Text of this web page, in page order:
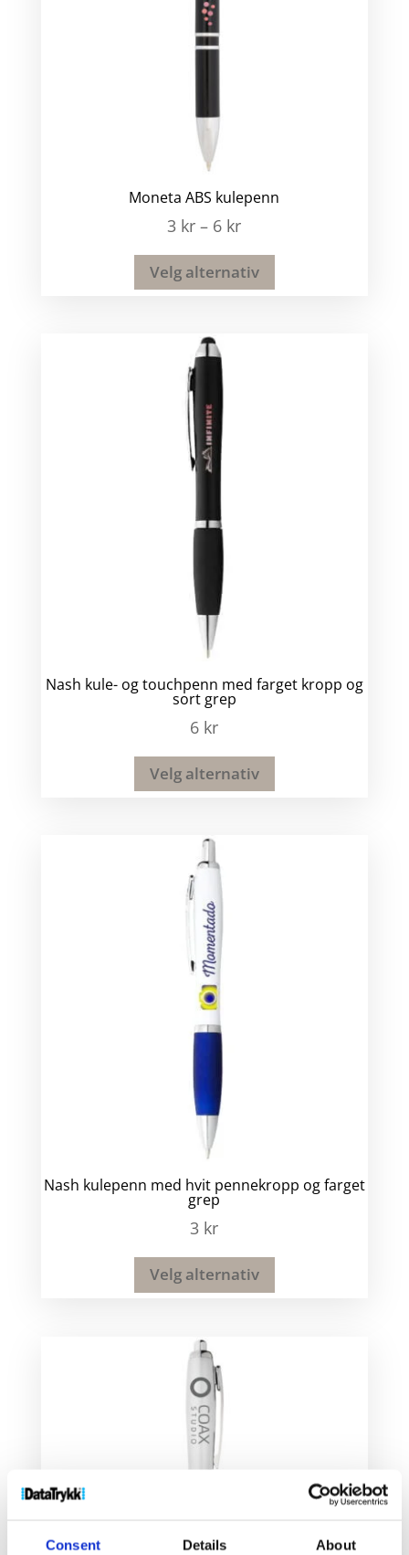
Consent Details About
Moneta ABS kulepenn
3 kr – 6 kr
Velg alternativ
Nash kule- og touchpenn med farget kropp og
sort grep
6 kr
Velg alternativ
Nash kulepenn med hvit pennekropp og farget
grep
3 kr
Velg alternativ